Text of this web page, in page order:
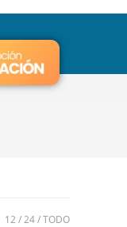
12 24 TODO